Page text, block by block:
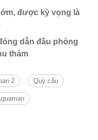
được kỳ vọng là
dẫn đầu phòng
thảm
2 Quỷ cẩu